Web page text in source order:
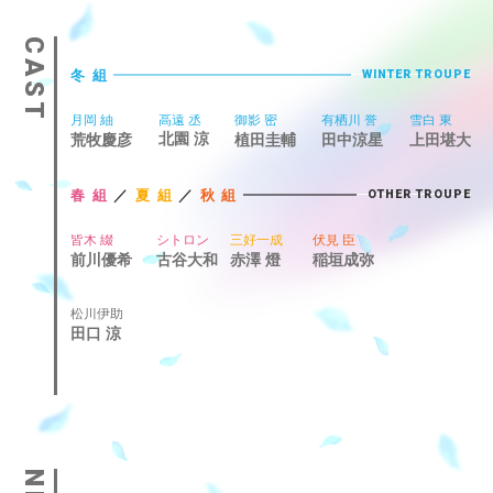
CAST 冬組 WINTER TROUPE
月岡 紬
荒牧慶彦
高遠 丞
北園 涼
御影 密
植田圭輔
有栖川 誉
田中涼星
雪白 東
上田堪大
春組 ／ 夏組 ／ 秋組 OTHER TROUPE
皆木 綴
前川優希
シトロン
古谷大和
三好一成
赤澤 燈
伏見 臣
稲垣成弥
松川伊助
田口 涼